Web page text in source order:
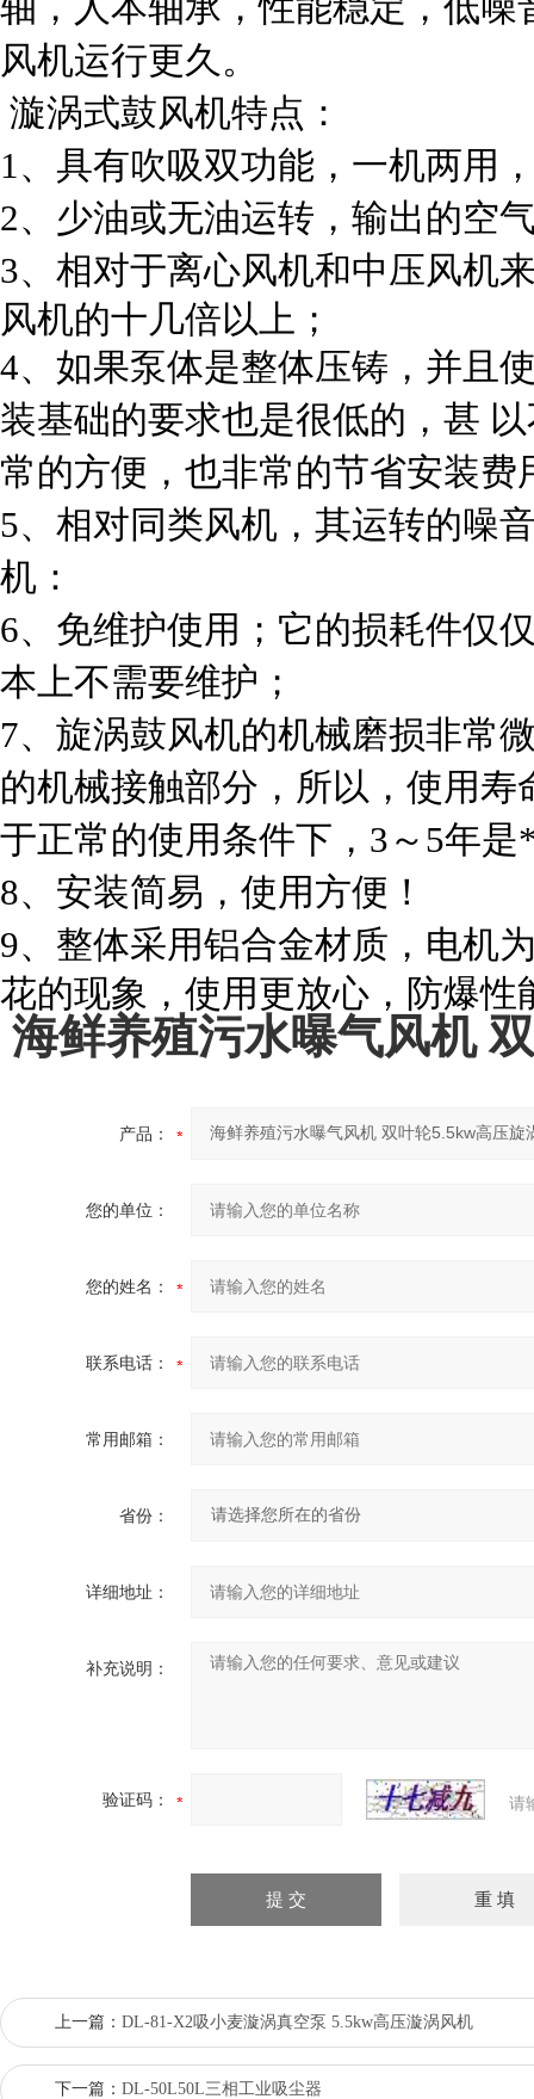
风机运行更久。
漩涡式鼓风机特点：
1、具有吹吸双功能，一机两用
2、少油或无油运转，输出的空
3、相对于离心风机和中压风机
风机的十几倍以上；
4、如果泵体是整体压铸，并且
装基础的要求也是很低的，甚
常的方便，也非常的节省安装费
5、相对同类风机，其运转的噪
机：
6、免维护使用；它的损耗件仅
本上不需要维护；
7、旋涡鼓风机的机械磨损非常
的机械接触部分，所以，使用
于正常的使用条件下，3～5年
8、安装简易，使用方便！
9、整体采用铝合金材质，电机
花的现象，使用更放心，防爆性
海鲜养殖污水曝气风机
产品：
您的单位：
您的姓名：
联系电话：
常用邮箱：
省份：
详细地址：
补充说明：
验证码： 请
上一篇： DL-81-X2吸小麦漩涡真空泵 5.5kw高压漩涡风机
下一篇： DL-50L50L三相工业吸尘器